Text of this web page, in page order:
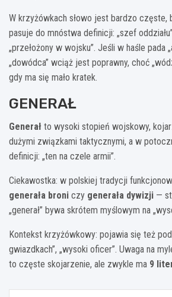
W krzyżówkach słowo jest bardzo częste,
pasuje do mnóstwa definicji: „szef
„przełożony w wojsku”. Jeśli w haśle pada
„dowódca” wciąż jest poprawny, choć
gdy ma się mało kratek.
GENERAŁ
Generał to wysoki stopień wojskowy,
dużymi związkami taktycznymi, a w
definicji: „ten na czele armii”.
Ciekawostka: w polskiej tradycji
generała broni czy generała dywizji —
„generał” bywa skrótem myślowym na
Kontekst krzyżówkowy: pojawia się też
gwiazdkach”, „wysoki oficer”. Uwaga na
to częste skojarzenie, ale zwykle ma 9